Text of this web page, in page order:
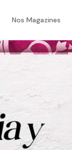
Nos Magazines